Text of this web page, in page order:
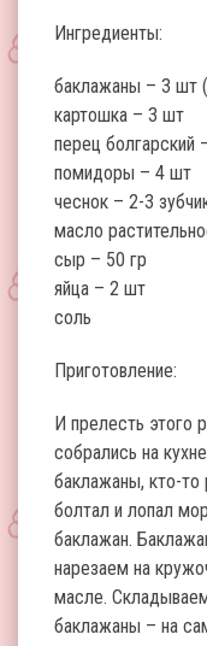
Ингредиенты:
баклажаны – 3 шт
картошка – 3 шт
перец болгарский
помидоры – 4 шт
чеснок – 2-3
масло
сыр – 50 гр
яйца – 2 шт
соль
Приготовление:
И прелесть этого
собрались на
баклажаны, кто-
болтал и лопал
баклажан.
нарезаем на
масле.
баклажаны – на